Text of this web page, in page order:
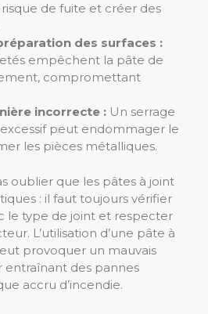
de fuite et créer des
des surfaces :
empêchent la pâte de
compromettant
incorrecte : Un serrage
peut endommager le
les pièces métalliques.
oublier que les pâtes à joint
: il faut toujours vérifier
le type de joint et respecter
L’utilisation d’une pâte à
provoquer un mauvais
des pannes
accru d’incendie.